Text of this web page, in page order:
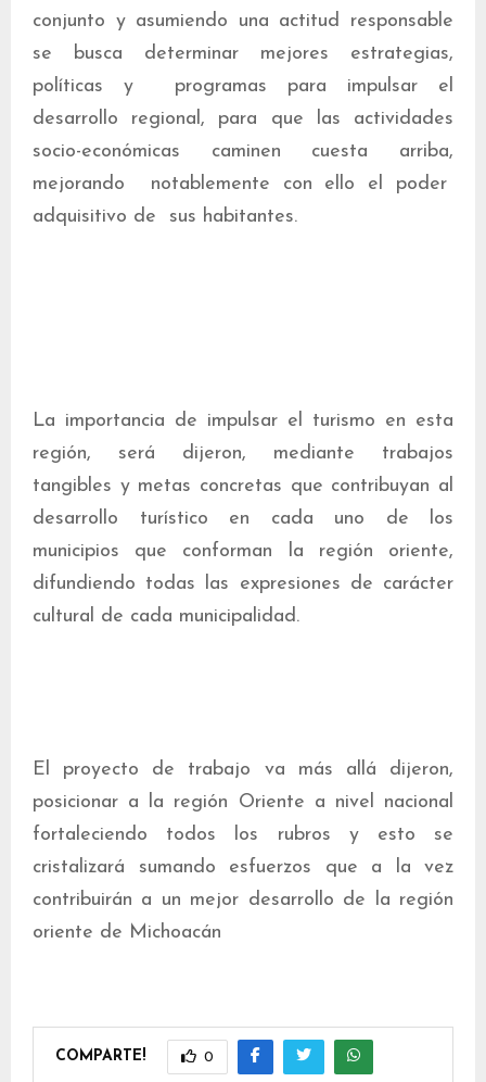
conjunto y asumiendo una actitud responsable
se busca determinar mejores estrategias,
políticas y programas para impulsar el
desarrollo regional, para que las actividades
socio-económicas caminen cuesta arriba,
mejorando notablemente con ello el poder
adquisitivo de sus habitantes.
La importancia de impulsar el turismo en esta
región, será dijeron, mediante trabajos
tangibles y metas concretas que contribuyan al
desarrollo turístico en cada uno de los
municipios que conforman la región oriente,
difundiendo todas las expresiones de carácter
cultural de cada municipalidad.
El proyecto de trabajo va más allá dijeron,
posicionar a la región Oriente a nivel nacional
fortaleciendo todos los rubros y esto se
cristalizará sumando esfuerzos que a la vez
contribuirán a un mejor desarrollo de la región
oriente de Michoacán
COMPARTE! 0